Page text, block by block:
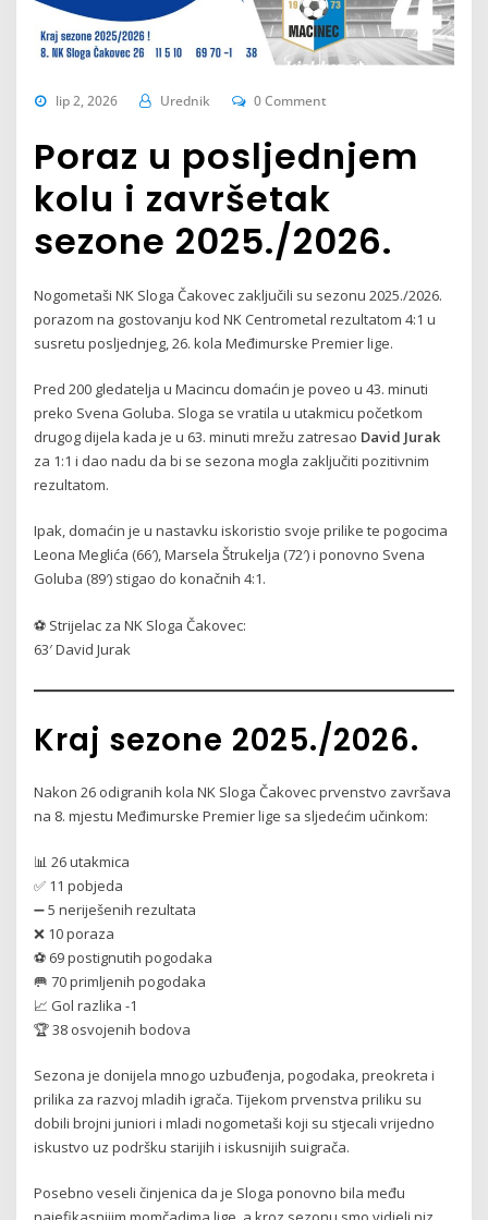
lip 2, 2026 Urednik 0 Comment
Poraz u posljednjem
kolu i završetak
sezone 2025./2026.
Nogometaši NK Sloga Čakovec zaključili su sezonu 2025./2026.
porazom na gostovanju kod NK Centrometal rezultatom 4:1 u
susretu posljednjeg, 26. kola Međimurske Premier lige.
Pred 200 gledatelja u Macincu domaćin je poveo u 43. minuti
preko Svena Goluba. Sloga se vratila u utakmicu početkom
drugog dijela kada je u 63. minuti mrežu zatresao David Jurak
za 1:1 i dao nadu da bi se sezona mogla zaključiti pozitivnim
rezultatom.
Ipak, domaćin je u nastavku iskoristio svoje prilike te pogocima
Leona Meglića (66′), Marsela Štrukelja (72′) i ponovno Svena
Goluba (89′) stigao do konačnih 4:1.
⚽ Strijelac za NK Sloga Čakovec:
63′ David Jurak
Kraj sezone 2025./2026.
Nakon 26 odigranih kola NK Sloga Čakovec prvenstvo završava
na 8. mjestu Međimurske Premier lige sa sljedećim učinkom:
📊 26 utakmica
✅ 11 pobjeda
➖ 5 neriješenih rezultata
❌ 10 poraza
⚽ 69 postignutih pogodaka
🥅 70 primljenih pogodaka
📈 Gol razlika -1
🏆 38 osvojenih bodova
Sezona je donijela mnogo uzbuđenja, pogodaka, preokreta i
prilika za razvoj mladih igrača. Tijekom prvenstva priliku su
dobili brojni juniori i mladi nogometaši koji su stjecali vrijedno
iskustvo uz podršku starijih i iskusnijih suigrača.
Posebno veseli činjenica da je Sloga ponovno bila među